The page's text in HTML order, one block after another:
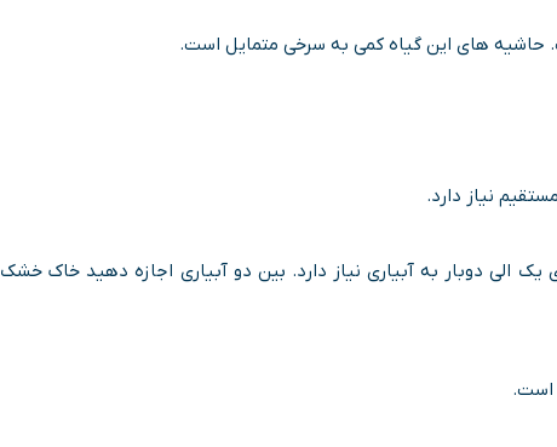
حاشیه های این گیاه کمی به سرخی متمایل است.
نیاز دارد.
الی دوبار به آبیاری نیاز دارد. بین دو آبیاری اجازه دهید خاک خشک
است.